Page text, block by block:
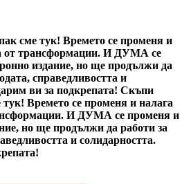
сме тук! Времето се променя и
от трансформации. И ДУМА се
издание, но ще продължи да
справедливостта и
ви за подкрепата! Скъпи
Времето се променя и налага
И ДУМА се променя и
но ще продължи да работи за
и солидарността.